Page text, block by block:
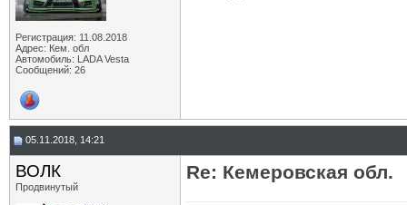
Регистрация: 11.08.2018
Адрес: Кем. обл
Автомобиль: LADA Vesta
Сообщений: 26
05.11.2018, 14:21
ВОЛК
Продвинутый
Re: Кемеровская обл.